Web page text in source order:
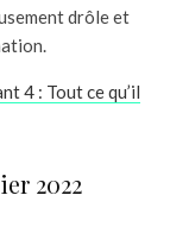
drôle et
4 : Tout ce qu’il
2022